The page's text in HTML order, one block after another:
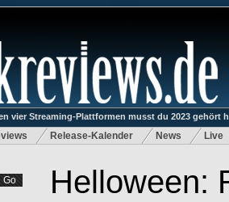
vier Streaming-Plattformen musst du 2023 gehört
Release-Kalender News Live
Helloween: